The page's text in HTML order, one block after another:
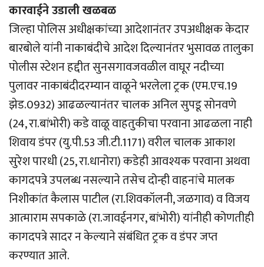
कारवाईने उडाली खळबळ
जिल्हा पोलिस अधीक्षकांच्या आदेशानंतर उपअधीक्षक केदार
बारबोले यांनी नाकाबंदीचे आदेश दिल्यानंतर भुसावळ तालुका
पोलीस स्टेशन हद्दीत सुनसगावजवळील वाघूर नदीच्या
पुलावर नाकाबंदीदरम्यान वाळूने भरलेला ट्रक (एम.एच.19
झेड.0932) आढळल्यानंतर चालक अनिल सुपडू सोनवणे
(24, रा.बांभोरी) कडे वाळू वाहतुकीचा परवाना आढळला नाही
शिवाय डंपर (यु.पी.53 जी.टी.1171) वरील चालक आकाश
सुरेश पारधी (25, रा.धानोरा) कडेही आवश्यक परवाना अथवा
कागदपत्रे उपलब्ध नसल्याने तसेच दोन्ही वाहनांचे मालक
निशीकांत कैलास पाटील (रा.शिवकॉलनी, जळगाव) व विजय
आत्माराम सपकाळे (रा.जावईनगर, बांभोरी) यांनीही कोणतीही
कागदपत्रे सादर न केल्याने संबंधित ट्रक व डंपर जप्त
करण्यात आले.